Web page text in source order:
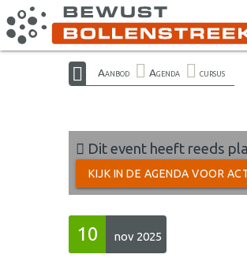
Aanbod Agenda cursus
Dit event heeft reeds
KIJK IN DE AGENDA VOOR
10 nov 2025